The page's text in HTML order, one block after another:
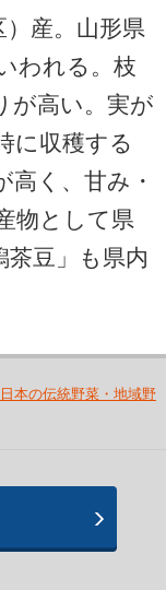
産。山形県
われる。枝
が高い。実が
に収穫する
高く、甘み・
物として県
茶豆」も県内
日本の伝統野菜・地域野